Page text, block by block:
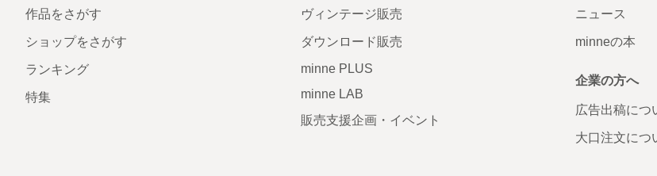
作品をさがす
ショップをさがす
ランキング
特集
ヴィンテージ販売
ダウンロード販売
minne PLUS
minne LAB
販売支援企画・イベント
ニュース
minneの本
企業の方へ
広告出稿につ
大口注文につ